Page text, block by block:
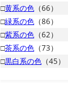
□黄系の色（66）
□緑系の色（86）
□紫系の色（62）
□茶系の色（73）
□黒白系の色（45）